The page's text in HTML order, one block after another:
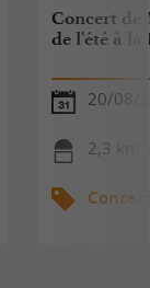
Concert de
de l'été à la
20/08/
2,3 km